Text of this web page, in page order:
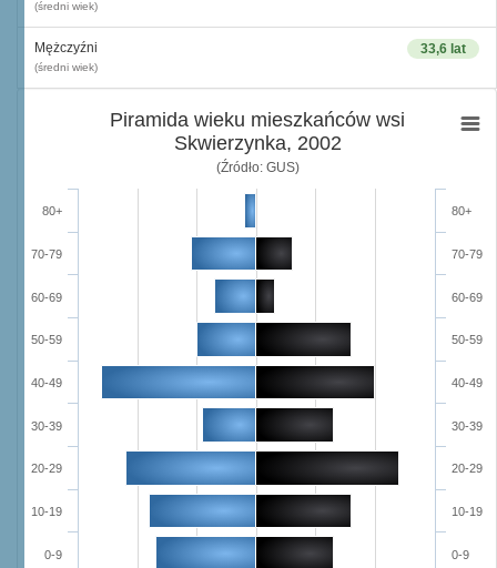
(średni wiek)
33,6 lat
Mężczyźni
(średni wiek)
Piramida wieku mieszkańców wsi
Skwierzynka, 2002
(Źródło: GUS)
0-9
10-19
20-29
30-39
40-49
50-59
60-69
70-79
80+
0-9
10-19
20-29
30-39
40-49
50-59
60-69
70-79
80+